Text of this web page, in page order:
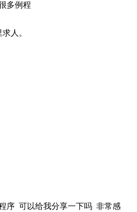
多例程
人。
序 可以给我分享一下吗 非常感